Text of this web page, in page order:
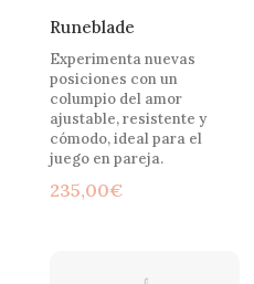
Runeblade
Experimenta nuevas
posiciones con un
columpio del amor
ajustable, resistente y
cómodo, ideal para el
juego en pareja.
235,00€